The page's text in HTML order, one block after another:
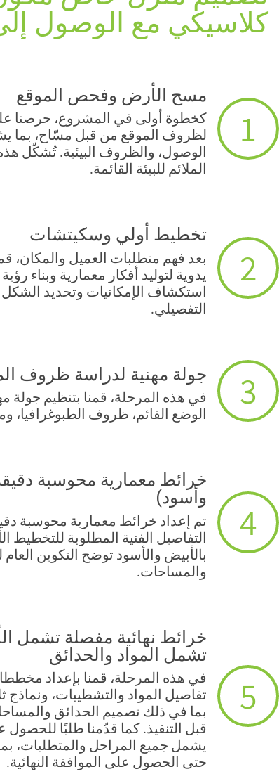
كلاسيكي مع الوصول
1
مسح الأرض وفحص الموقع
كخطوة أولى في المشروع، حرصنا
لظروف الموقع من قبل مسّاح، بما
الوصول، والظروف البيئية. تُشكّل
الملائم للبيئة القائمة.
2
تخطيط أولي وسكيتشات
بعد فهم متطلبات العميل والمكان،
يدوية لتوليد أفكار معمارية وبناء
استكشاف الإمكانيات وتحديد الشكل
التفصيلي.
3 جولة مهنية لدراسة ظروف
في هذه المرحلة، قمنا بتنظيم جولة
الوضع القائم، ظروف الطبوغرافيا،
4
خرائط معمارية محوسبة
وأسود)
تم إعداد خرائط معمارية محوسبة
التفاصيل الفنية المطلوبة للتخطيط
بالأبيض والأسود توضح التكوين
والمساحات.
5
خرائط نهائية مفصلة تشمل
تشمل المواد والحدائق
في هذه المرحلة، قمنا بإعداد
تفاصيل المواد والتشطيبات، ونماذج
بما في ذلك تصميم الحدائق
قبل التنفيذ. كما قدّمنا طلبًا
يشمل جميع المراحل والمتطلبات،
حتى الحصول على الموافقة النهائية.